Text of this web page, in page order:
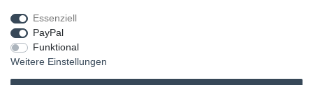
GEPRÜFTE UND AUSGEZEICHNETE LEISTUNG
Essenziell
PayPal
Funktional
Weitere Einstellungen